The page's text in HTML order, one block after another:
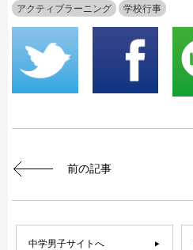
アクティブラーニング 学校行事
前の記事
中学男子サイトへ